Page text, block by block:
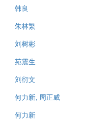
韩良
朱林繁
刘树彬
苑震生
刘衍文
何力新, 周正威
何力新